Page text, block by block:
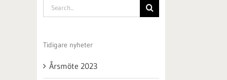
Search
for:
Tidigare nyheter
Årsmöte 2023